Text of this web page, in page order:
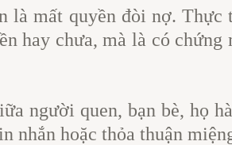
mất quyền đòi nợ. Thực
hay chưa, mà là có
người quen, bạn bè, họ
nhắn hoặc thỏa thuận